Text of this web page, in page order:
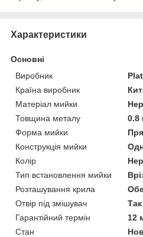
Характеристики
Основні
Виробник
Країна виробник
Матеріал мийки
Товщина металу
0.8
Форма мийки
Конструкція мийки
Колір
Тип встановлення мийки
Розташування крила
Отвір під змішувач
Так
Гарантійний термін
12
Стан